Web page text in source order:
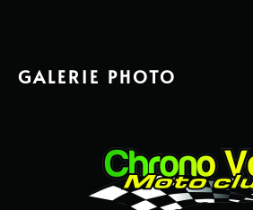
GALERIE PHOTO